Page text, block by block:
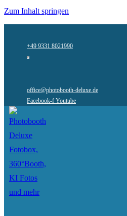
Zum Inhalt springen
+49 9331 8021990
office@photobooth-deluxe.de
Facebook-f Youtube